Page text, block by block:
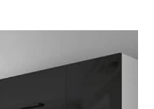
chocs et
Le système PRO+
la durée